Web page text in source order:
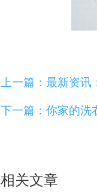
上一篇：最新资讯
下一篇：你家的
相关文章